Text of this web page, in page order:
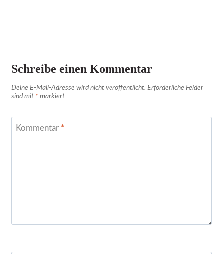
Schreibe einen Kommentar
Deine E-Mail-Adresse wird nicht veröffentlicht. Erforderliche Felder
sind mit * markiert
Kommentar *